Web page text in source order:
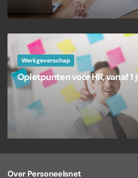
Werkgeverschap
Opletpunten voor HR, vanaf 1
Over Personeelsnet